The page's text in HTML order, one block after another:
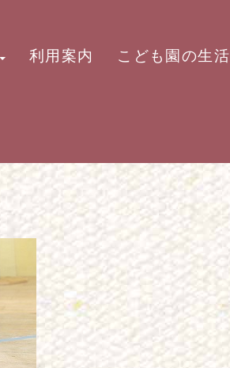
利用案内 こども園の生活